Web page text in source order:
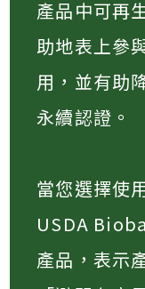
產品中可再
助地表上參
用，並有助
永續認證。
當您選擇使
USDA
產品，表示